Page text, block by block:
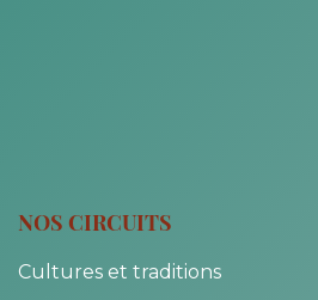
NOS CIRCUITS
Cultures et traditions